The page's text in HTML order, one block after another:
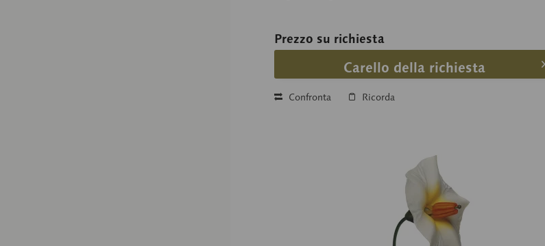
Prezzo su richiesta
Carello della richiesta
Confronta Ricorda